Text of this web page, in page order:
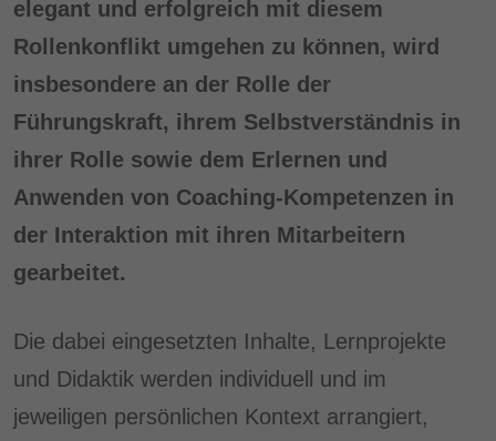
elegant und erfolgreich mit diesem
Rollenkonflikt umgehen zu können, wird
insbesondere an der Rolle der
Führungskraft, ihrem Selbstverständnis in
ihrer Rolle sowie dem Erlernen und
Anwenden von Coaching-Kompetenzen in
der Interaktion mit ihren Mitarbeitern
gearbeitet.
Die dabei eingesetzten Inhalte, Lernprojekte
und Didaktik werden individuell und im
jeweiligen persönlichen Kontext arrangiert,